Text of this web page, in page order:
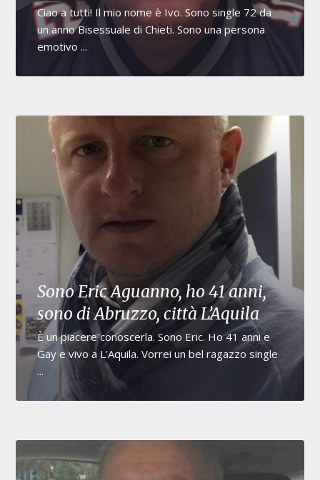
Ciao a tutti! Il mio nome è Ivo. Sono single 72 da
un anno Bisessuale di Chieti. Sono una persona
emotivo ...
Sono Eric Aguanno, ho 41 anni,
sono di Abruzzo, città L’Aquila
È un piacere conoscerla. Sono Eric. Ho 41 anni e
Gay e vivo a L’Aquila. Vorrei un bel ragazzo single
...